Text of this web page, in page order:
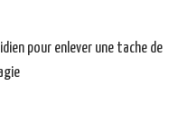
pour enlever une tache de